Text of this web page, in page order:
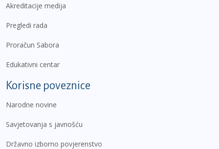
Akreditacije medija
Pregledi rada
Proračun Sabora
Edukativni centar
Korisne poveznice
Narodne novine
Savjetovanja s javnošću
Državno izborno povjerenstvo